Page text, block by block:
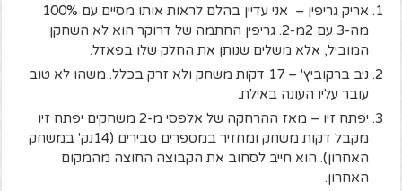
אריק גריפין – אני עדיין בהלם לראות אותו מסיים עם 100%
מה-3 עם 2מ-2. גריפין החתמה של דרוקר הוא לא השחקן
המוביל, אלא משלים שנותן את החלק שלו בפאזל.
ניב ברקוביץ' – 17 דקות משחק ולא זרק בכלל. משהו לא טוב
עובר עליו העונה באילת.
יפתח זיו – מאז ההרחקה של אלפסי מ-2 משחקים יפתח זיו
מקבל דקות משחק ומחזיר במספרים סבירים (14נק' במשחק
האחרון). הוא חייב לסחוב את הקבוצה החוצה מהמקום
האחרון.